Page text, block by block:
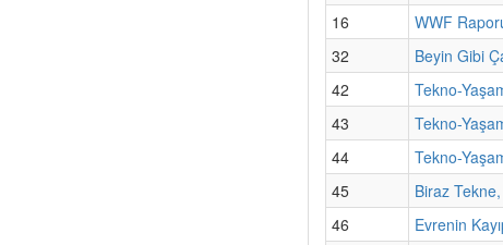
16
WWF
32
Beyin Gibi
42
Tekno-
43
Tekno-
44
Tekno-
45
Biraz
46
Evrenin